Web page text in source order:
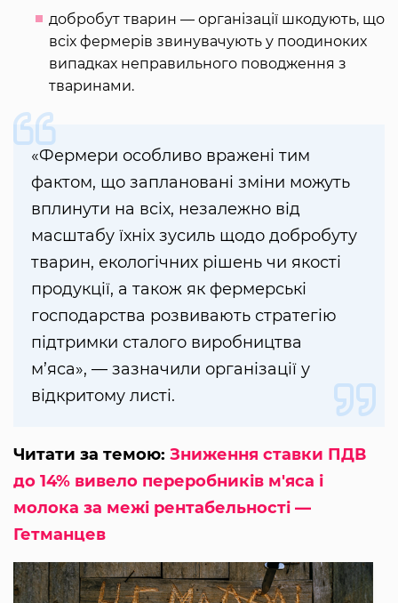
добробут тварин — організації шкодують, що
всіх фермерів звинувачують у поодиноких
випадках неправильного поводження з
тваринами.
«Фермери особливо вражені тим
фактом, що заплановані зміни можуть
вплинути на всіх, незалежно від
масштабу їхніх зусиль щодо добробуту
тварин, екологічних рішень чи якості
продукції, а також як фермерські
господарства розвивають стратегію
підтримки сталого виробництва
м’яса», — зазначили організації у
відкритому листі.
Читати за темою: Зниження ставки ПДВ
до 14% вивело переробників м'яса і
молока за межі рентабельності —
Гетманцев